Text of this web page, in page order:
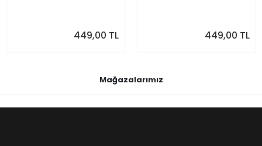
449,00 TL 449,00 TL
Mağazalarımız